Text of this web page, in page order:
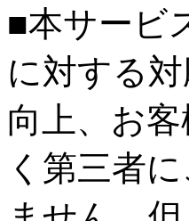
■本サービ
に対する
向上、お
く第三者